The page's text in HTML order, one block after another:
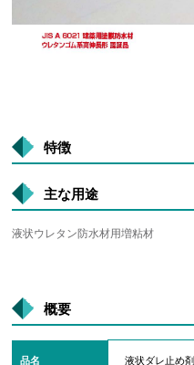
特徴
主な用途
液状ウレタン防水材用増粘材
概要
品名 液状ダレ止め剤